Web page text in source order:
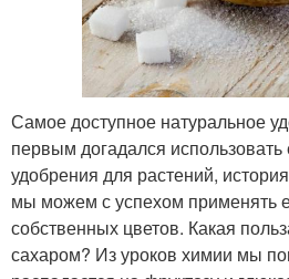
Самое доступное натуральное
первым догадался использовать
удобрения для растений,
мы можем с успехом применять
собственных цветов. Какая
сахаром? Из уроков химии мы